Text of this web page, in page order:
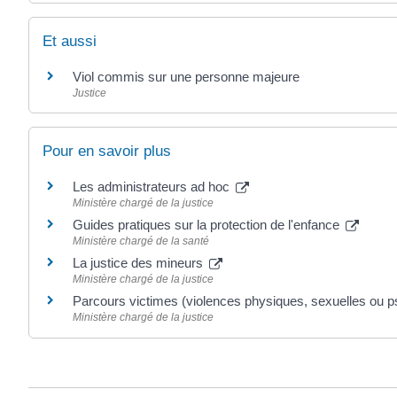
Et aussi
Viol commis sur une personne majeure
Justice
Pour en savoir plus
Les administrateurs ad hoc
Ministère chargé de la justice
Guides pratiques sur la protection de l'enfance
Ministère chargé de la santé
La justice des mineurs
Ministère chargé de la justice
Parcours victimes (violences physiques, sexuelles ou
Ministère chargé de la justice